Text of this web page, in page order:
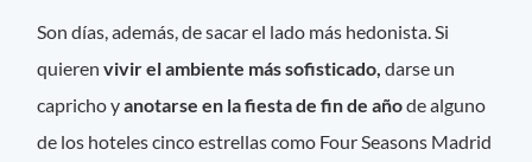
Son días, además, de sacar el lado más hedonista. Si
quierenvivir el ambiente más sofisticado,darse un
capricho yanotarse en la fiesta de fin de añode alguno
de los hoteles cinco estrellas como Four Seasons Madrid